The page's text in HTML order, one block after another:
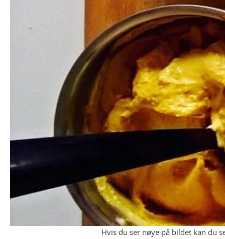
Hvis du ser nøye på bildet kan du